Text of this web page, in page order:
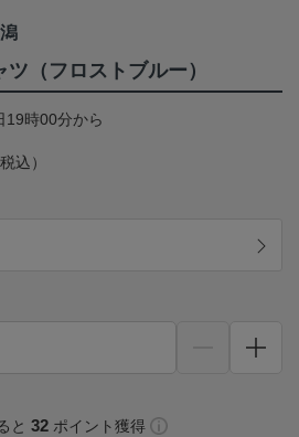
（フロストブルー）
19時00分から
税込）
と 32 ポイント獲得